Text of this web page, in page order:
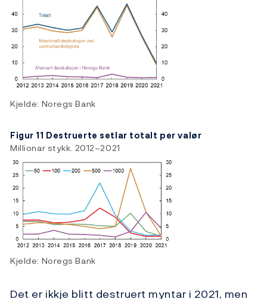
Kjelde: Noregs Bank
Figur 11 Destruerte setlar totalt per valør
Millionar stykk. 2012–2021
Kjelde: Noregs Bank
Det er ikkje blitt destruert myntar i 2021, men